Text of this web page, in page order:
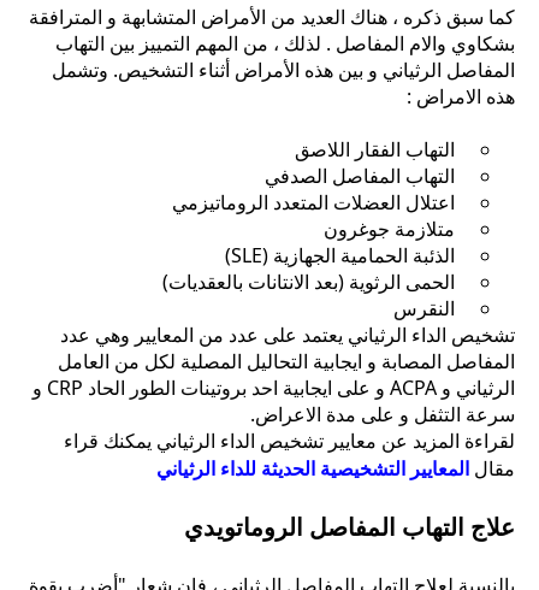
كما سبق ذكره ، هناك العديد من الأمراض المتشابهة و المترافقة
بشكاوي والام المفاصل . لذلك ، من المهم التمييز بين التهاب
المفاصل الرثياني و بين هذه الأمراض أثناء التشخيص. وتشمل
هذه الامراض :
التهاب الفقار اللاصق
التهاب المفاصل الصدفي
اعتلال العضلات المتعدد الروماتيزمي
متلازمة جوغرون
الذئبة الحمامية الجهازية (SLE)
الحمى الرثوية (بعد الانتانات بالعقديات)
النقرس
تشخيص الداء الرثياني يعتمد على عدد من المعايير وهي عدد
المفاصل المصابة و ايجابية التحاليل المصلية لكل من العامل
الرثياني و ACPA و على ايجابية احد بروتينات الطور الحاد CRP و
سرعة التثفل و على مدة الاعراض.
لقراءة المزيد عن معايير تشخيص الداء الرثياني يمكنك قراء
مقال المعايير التشخيصية الحديثة للداء الرثياني
علاج التهاب المفاصل الروماتويدي